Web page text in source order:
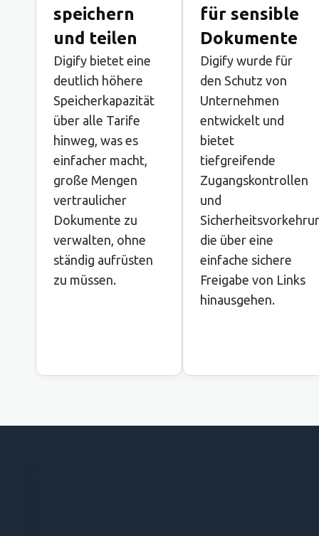
speichern
und teilen
Digify bietet eine
deutlich höhere
Speicherkapazität
über alle Tarife
hinweg, was es
einfacher macht,
große Mengen
vertraulicher
Dokumente zu
verwalten, ohne
ständig aufrüsten
zu müssen.
für sensible
Dokumente
Digify wurde für
den Schutz von
Unternehmen
entwickelt und
bietet
tiefgreifende
Zugangskontrollen
und
die über eine
einfache sichere
Freigabe von Links
hinausgehen.